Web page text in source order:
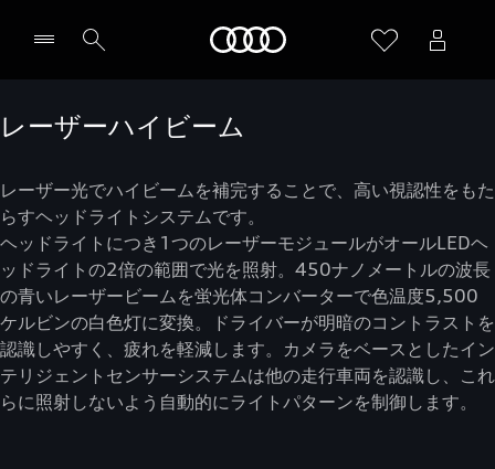
レーザーハイビーム
レーザー光でハイビームを補完することで、高い視認性をもた
らすヘッドライトシステムです。
ヘッドライトにつき1つのレーザーモジュールがオールLEDヘ
ッドライトの2倍の範囲で光を照射。450ナノメートルの波長
の青いレーザービームを蛍光体コンバーターで色温度5,500
ケルビンの白色灯に変換。ドライバーが明暗のコントラストを
認識しやすく、疲れを軽減します。カメラをベースとしたイン
テリジェントセンサーシステムは他の走行車両を認識し、これ
らに照射しないよう自動的にライトパターンを制御します。